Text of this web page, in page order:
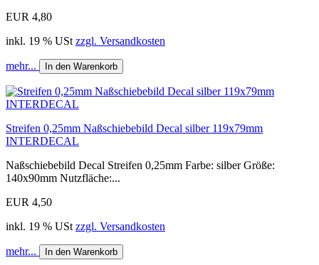
EUR 4,80
inkl. 19 % USt zzgl. Versandkosten
mehr... In den Warenkorb
Streifen 0,25mm Naßschiebebild Decal silber 119x79mm
INTERDECAL
Naßschiebebild Decal Streifen 0,25mm Farbe: silber Größe:
140x90mm Nutzfläche:...
EUR 4,50
inkl. 19 % USt zzgl. Versandkosten
mehr... In den Warenkorb